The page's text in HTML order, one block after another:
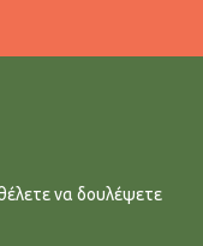
να δουλέψετε